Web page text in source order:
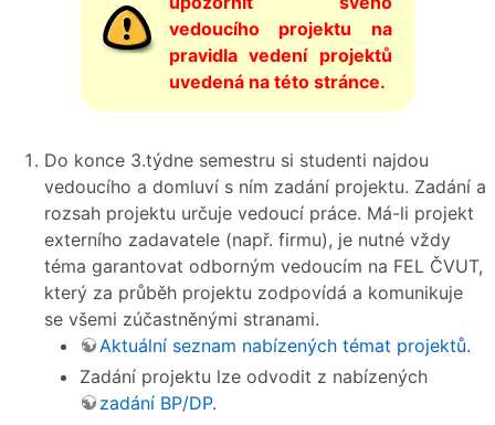
vedoucího projektu na
pravidla vedení projektů
uvedená na této stránce.
Do konce 3.týdne semestru si studenti najdou
vedoucího a domluví s ním zadání projektu. Zadání a
rozsah projektu určuje vedoucí práce. Má-li projekt
externího zadavatele (např. firmu), je nutné vždy
téma garantovat odborným vedoucím na FEL ČVUT,
který za průběh projektu zodpovídá a komunikuje
se všemi zúčastněnými stranami.
Aktuální seznam nabízených témat projektů.
Zadání projektu lze odvodit z nabízených
zadání BP/DP.